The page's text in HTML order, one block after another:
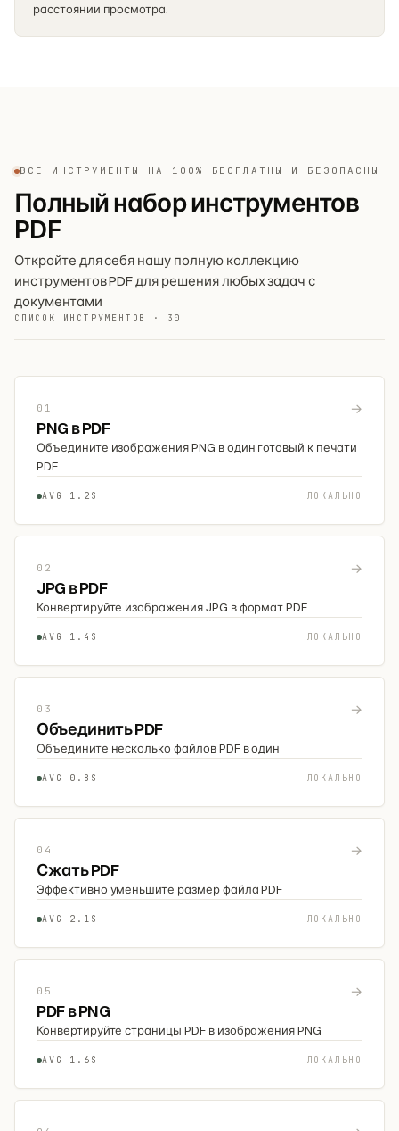
расстоянии просмотра.
ВСЕ ИНСТРУМЕНТЫ НА 100% БЕСПЛАТНЫ И БЕЗОПАСНЫ
Полный набор инструментов
PDF
Откройте для себя нашу полную коллекцию
инструментов PDF для решения любых задач с
документами
СПИСОК ИНСТРУМЕНТОВ · 30
01 →
PNG в PDF
Объедините изображения PNG в один готовый к печати
PDF
AVG 1.2S ЛОКАЛЬНО
02 →
JPG в PDF
Конвертируйте изображения JPG в формат PDF
AVG 1.4S ЛОКАЛЬНО
03 →
Объединить PDF
Объедините несколько файлов PDF в один
AVG 0.8S ЛОКАЛЬНО
04 →
Сжать PDF
Эффективно уменьшите размер файла PDF
AVG 2.1S ЛОКАЛЬНО
05 →
PDF в PNG
Конвертируйте страницы PDF в изображения PNG
AVG 1.6S ЛОКАЛЬНО